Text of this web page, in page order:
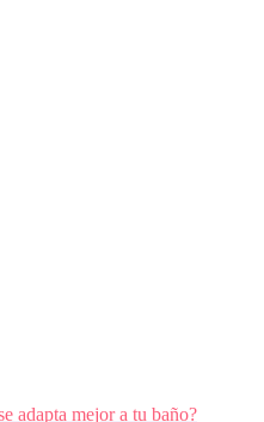
adapta mejor a tu baño?